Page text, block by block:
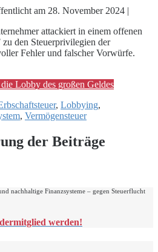
am 28. November 2024 |
attackiert in einem offenen
den Steuerprivilegien der
Fehler und falscher Vorwürfe.
Lobby des großen Geldes
, Lobbying,
, Vermögensteuer
der Beiträge
nachhaltige Finanzsysteme – gegen Steuerflucht
werden!